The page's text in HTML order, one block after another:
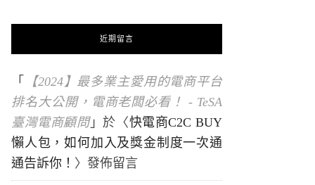
近期留言
「
【2024】最多業主愛用的電商平台
排名大公開，電商老闆必看！ - TeSA
臺灣電商顧問」於〈快電商C2C BUY
懶人包，如何加入及獎金制度一次通
通告訴你！ 〉發佈留言